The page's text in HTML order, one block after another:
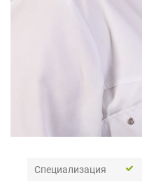
Специализация